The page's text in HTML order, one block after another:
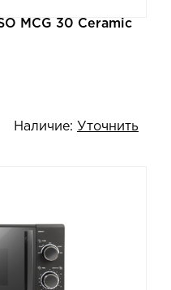
MCG 30 Ceramic
Наличие: Уточнить